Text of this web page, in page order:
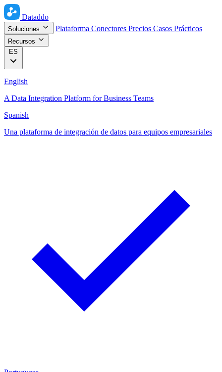
Dataddo
Soluciones Plataforma Conectores Precios Casos Prácticos
Recursos
ES
English
A Data Integration Platform for Business Teams
Spanish
Una plataforma de integración de datos para equipos empresariales